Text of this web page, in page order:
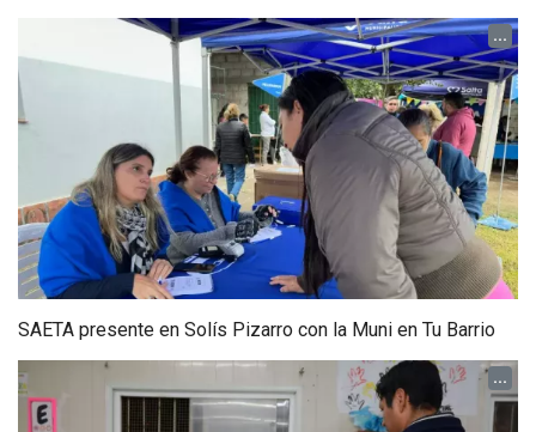
...
SAETA presente en Solís Pizarro con la Muni en Tu Barrio
...